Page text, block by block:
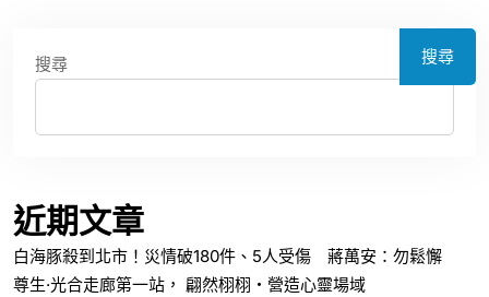
搜尋 搜尋
近期文章
白海豚殺到北市！災情破180件、5人受傷 蔣萬安：勿鬆懈
尊生·光合走廊第一站， 翩然栩栩・營造心靈場域